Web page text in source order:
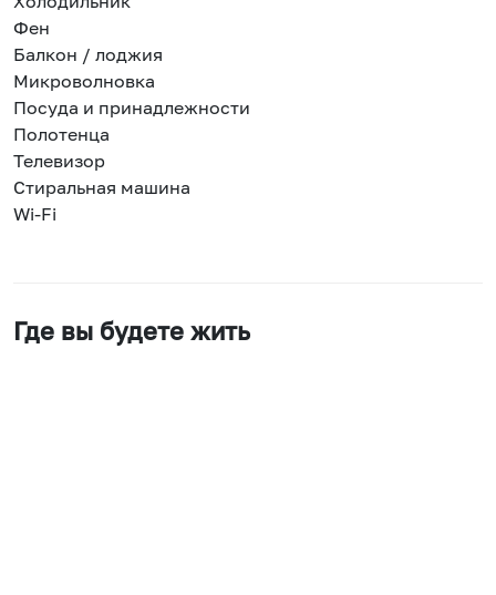
Фен
Балкон / лоджия
Микроволновка
Посуда и принадлежности
Полотенца
Телевизор
Стиральная машина
Wi-Fi
Где вы будете жить